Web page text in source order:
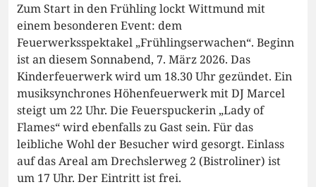
Zum Start in den Frühling lockt Wittmund mit
einem besonderen Event: dem
Feuerwerksspektakel „Frühlingserwachen“. Beginn
ist an diesem Sonnabend, 7. März 2026. Das
Kinderfeuerwerk wird um 18.30 Uhr gezündet. Ein
musiksynchrones Höhenfeuerwerk mit DJ Marcel
steigt um 22 Uhr. Die Feuerspuckerin „Lady of
Flames“ wird ebenfalls zu Gast sein. Für das
leibliche Wohl der Besucher wird gesorgt. Einlass
auf das Areal am Drechslerweg 2 (Bistroliner) ist
um 17 Uhr. Der Eintritt ist frei.